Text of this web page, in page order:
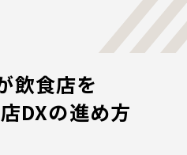
飲食店を
DXの進め方